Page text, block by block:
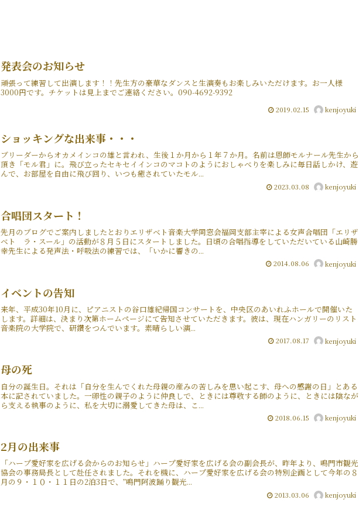
発表会のお知らせ
頑張って練習して出演します！！先生方の豪華なダンスと生演奏もお楽しみいただけます。お一人様
3000円です。チケットは見上までご連絡ください。090-4692-9392
2019.02.15 kenjoyuki
ショッキングな出来事・・・
ブリーダーからオカメインコの雄と言われ、生後１か月から１年７か月。名前は恩師モルナール先生から
頂き「モル君」に。飛び立ったセキセイインコのマコトのようにおしゃべりを楽しみに毎日話しかけ、遊
んで、お部屋を自由に飛び回り、いつも癒されていたモル...
2023.03.08 kenjoyuki
合唱団スタート！
先月のブログでご案内しましたとおりエリザベト音楽大学同窓会福岡支部主宰による女声合唱団「エリザ
ベト ラ・スール」の活動が８月５日にスタートしました。日頃の合唱指導をしていただいている山崎勝
幸先生による発声法・呼吸法の練習では、「いかに響きの...
2014.08.06 kenjoyuki
イベントの告知
来年、平成30年10月に、ピアニストの谷口雄紀帰国コンサートを、中央区のあいれふホールで開催いた
します。詳細は、決まり次第ホームページにて告知させていただきます。彼は、現在ハンガリーのリスト
音楽院の大学院で、研鑽をつんでいます。素晴らしい演...
2017.08.17 kenjoyuki
母の死
自分の誕生日。それは「自分を生んでくれた母親の産みの苦しみを思い起こす、母への感謝の日」とある
本に記されていました。一卵性の親子のように仲良しで、ときには尊敬する師のように、ときには陰なが
ら支える執事のように、私を大切に溺愛してきた母は、こ...
2018.06.15 kenjoyuki
2月の出来事
「ハープ愛好家を広げる会からのお知らせ」ハープ愛好家を広げる会の副会長が、昨年より、鳴門市観光
協会の事務局長として赴任されました。それを機に、ハープ愛好家を広げる会の特別企画として今年の８
月の９・１０・１１日の2泊3日で、”鳴門阿波踊り観光...
2013.03.06 kenjoyuki